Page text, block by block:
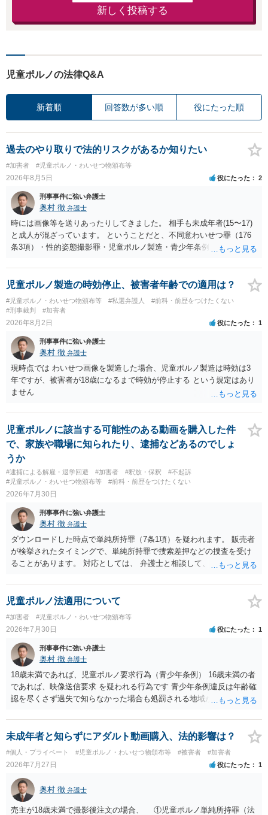
新しく投稿する
児童ポルノの法律Q&A
新着順 回答数が多い順 役にたった順
過去のやり取りで法的リスクがあるか知りたい
#加害者 #児童ポルノ・わいせつ物頒布等
2026年8月5日 役にたった 2
刑事事件に強い弁護士
奥村 徹 弁護士
時には画像等を送りあったりしてきました。 相手も未成年者(15〜17)
と成人が混ざっています。 ということだと、不同意わいせつ罪（176
条3項）・性的姿態撮影罪・児童ポルノ製造・青少年条例違反（わいせ
で、警察にバレれば、それなりの捜査を受けるでしょう。
児童ポルノ製造の時効停止、被害者年齢での適用は？
#児童ポルノ・わいせつ物頒布等 #私選弁護人
#前科・前歴をつけたくない
#刑事裁判
#加害者
2026年8月2日 役にたった 1
刑事事件に強い弁護士
奥村 徹 弁護士
現時点では わいせつ画像を製造した場合、児童ポルノ製造は時効は3
年ですが、被害者が18歳になるまで時効が停止する という規定はあり
ません
児童ポルノに該当する可能性のある動画を購入した件
で、家族や職場に知られたり、逮捕などあるのでしょ
うか
#逮捕による解雇・退学回避 #加害者 #釈放・保釈
#不起訴
#児童ポルノ・わいせつ物頒布等
#前科・前歴をつけたくない
2026年7月30日
刑事事件に強い弁護士
奥村 徹 弁護士
ダウンロードした時点で単純所持罪（7条1項）を疑われます。 販売者
が検挙されたタイミングで、単純所持罪で捜索差押などの捜査を受け
ることがあります。 対応としては、 弁護士と相談して、 児童ポルノ
談しておく などが考えられます。
児童ポルノ法適用について
#加害者 #児童ポルノ・わいせつ物頒布等
2026年7月30日 役にたった 1
刑事事件に強い弁護士
奥村 徹 弁護士
18歳未満であれば、児童ポルノ要求行為（青少年条例） 16歳未満の者
であれば、映像送信要求 を疑われる行為です 青少年条例違反は年齢確
認を尽くさず過失で知らなかった場合も処罰される地域があるので、
未成年者と知らずにアダルト動画購入、法的影響は？
#個人・プライベート #児童ポルノ・わいせつ物頒布等 #被害者 #加害者
2026年7月27日 役にたった 1
奥村 徹 弁護士
売主が18歳未満で撮影後注文の場合、 ①児童ポルノ単純所持罪（法